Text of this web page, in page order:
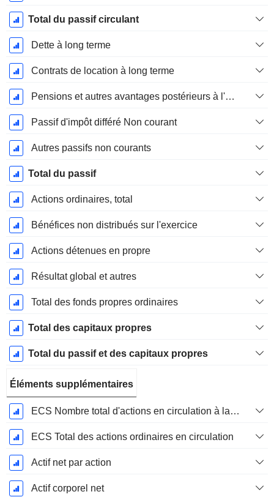
Total du passif circulant
Dette à long terme
Contrats de location à long terme
Pensions et autres avantages postérieurs à l'emploi
Passif d'impôt différé Non courant
Autres passifs non courants
Total du passif
Actions ordinaires, total
Bénéfices non distribués sur l'exercice
Actions détenues en propre
Résultat global et autres
Total des fonds propres ordinaires
Total des capitaux propres
Total du passif et des capitaux propres
Éléments supplémentaires
ECS Nombre total d'actions en circulation à la date de dépôt
ECS Total des actions ordinaires en circulation
Actif net par action
Actif corporel net